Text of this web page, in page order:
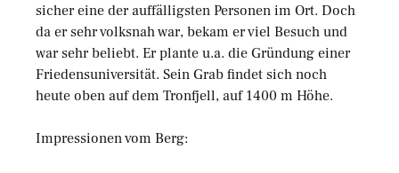
sicher eine der auffälligsten Personen im Ort. Doch
da er sehr volksnah war, bekam er viel Besuch und
war sehr beliebt. Er plante u.a. die Gründung einer
Friedensuniversität. Sein Grab findet sich noch
heute oben auf dem Tronfjell, auf 1400 m Höhe.
Impressionen vom Berg: